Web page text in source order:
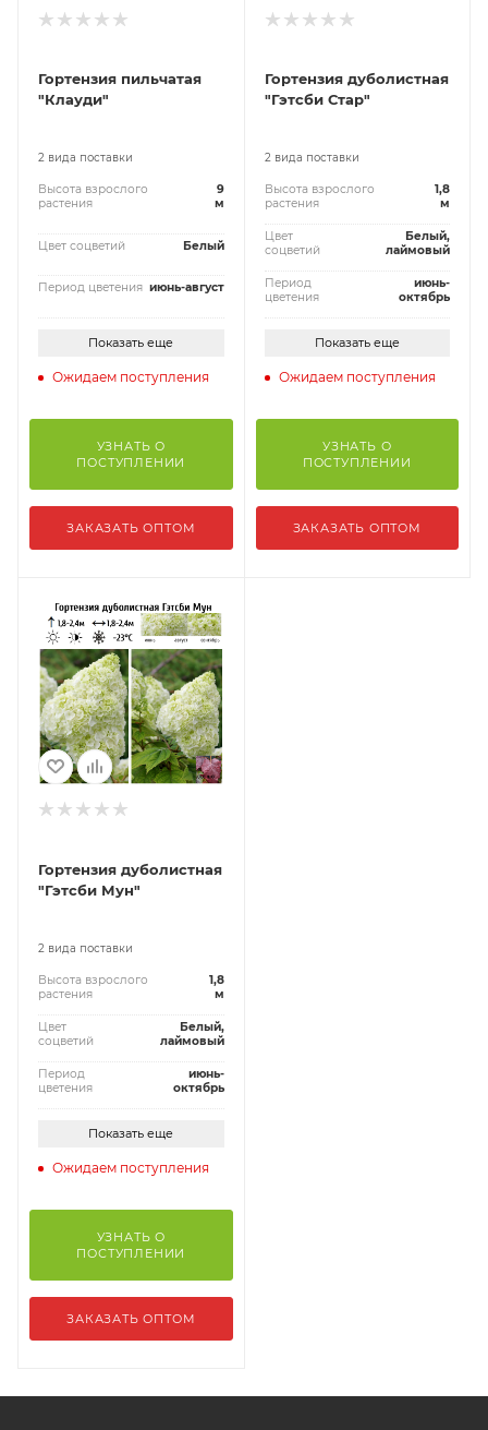
Гортензия пильчатая
"Клауди"
2 вида поставки
Высота взрослого
растения
9
м
Цвет соцветий Белый
Период цветения июнь-август
Показать еще
Ожидаем поступления
УЗНАТЬ О
ПОСТУПЛЕНИИ
ЗАКАЗАТЬ ОПТОМ
Гортензия дуболистная
"Гэтсби Стар"
2 вида поставки
Высота взрослого
растения
1,8
м
Цвет
соцветий
Белый,
лаймовый
Период
цветения
июнь-
октябрь
Показать еще
Ожидаем поступления
УЗНАТЬ О
ПОСТУПЛЕНИИ
ЗАКАЗАТЬ ОПТОМ
Гортензия дуболистная
"Гэтсби Мун"
2 вида поставки
Высота взрослого
растения
1,8
м
Цвет
соцветий
Белый,
лаймовый
Период
цветения
июнь-
октябрь
Показать еще
Ожидаем поступления
УЗНАТЬ О
ПОСТУПЛЕНИИ
ЗАКАЗАТЬ ОПТОМ